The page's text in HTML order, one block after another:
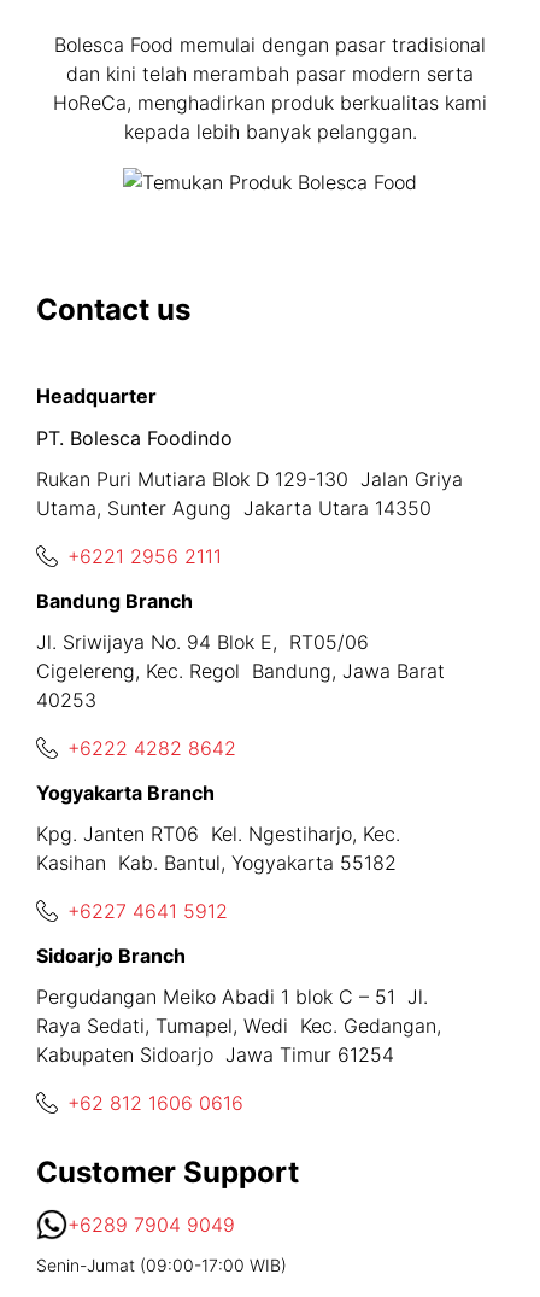
Bolesca Food memulai dengan pasar tradisional
dan kini telah merambah pasar modern serta
HoReCa, menghadirkan produk berkualitas kami
kepada lebih banyak pelanggan.
Contact us
Headquarter
PT. Bolesca Foodindo
Rukan Puri Mutiara Blok D 129-130 Jalan Griya
Utama, Sunter Agung Jakarta Utara 14350
+6221 2956 2111
Bandung Branch
Jl. Sriwijaya No. 94 Blok E, RT05/06
Cigelereng, Kec. Regol Bandung, Jawa Barat
40253
+6222 4282 8642
Yogyakarta Branch
Kpg. Janten RT06 Kel. Ngestiharjo, Kec.
Kasihan Kab. Bantul, Yogyakarta 55182
+6227 4641 5912
Sidoarjo Branch
Pergudangan Meiko Abadi 1 blok C – 51 Jl.
Raya Sedati, Tumapel, Wedi Kec. Gedangan,
Kabupaten Sidoarjo Jawa Timur 61254
+62 812 1606 0616
Customer Support
+6289 7904 9049
Senin-Jumat (09:00-17:00 WIB)